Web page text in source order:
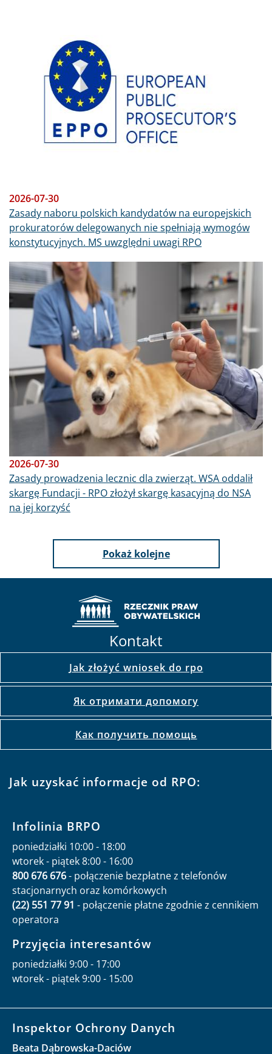
2026-07-30
Zasady naboru polskich kandydatów na europejskich
prokuratorów delegowanych nie spełniają wymogów
konstytucyjnych. MS uwzględni uwagi RPO
Obraz
2026-07-30
Zasady prowadzenia lecznic dla zwierząt. WSA oddalił
skargę Fundacji - RPO złożył skargę kasacyjną do NSA
na jej korzyść
Pokaż kolejne
Kontakt
Jak złożyć wniosek do rpo
Як отримати допомогу
Как получить помощь
Jak uzyskać informacje od RPO:
Infolinia BRPO
poniedziałki 10:00 - 18:00
wtorek - piątek 8:00 - 16:00
800 676 676- połączenie bezpłatne z telefonów
stacjonarnych oraz komórkowych
(22) 551 77 91 - połączenie płatne zgodnie z cennikiem
operatora
Przyjęcia interesantów
poniedziałki 9:00 - 17:00
wtorek - piątek 9:00 - 15:00
Inspektor Ochrony Danych
Beata Dąbrowska-Daciów